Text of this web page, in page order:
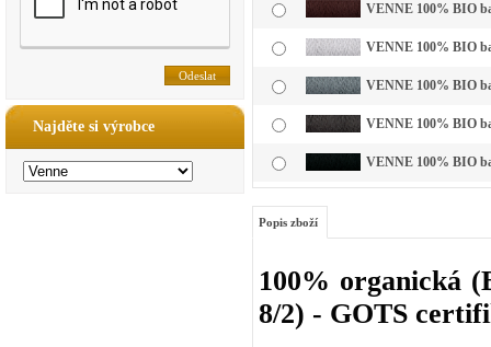
Najděte si výrobce
VENNE 100% BIO
VENNE 100% BIO
VENNE 100% BIO
VENNE 100% BIO
VENNE 100% BIO
Popis zboží
100% organická
8/2) - GOTS